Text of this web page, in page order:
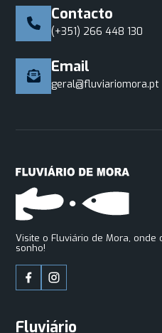
Contacto
(+351) 266 448 130
Email
geral@fluviariomora.pt
Visite o Fluviário de Mora, onde
sonho!
Fluviário